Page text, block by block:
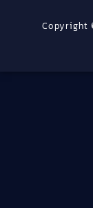
1940